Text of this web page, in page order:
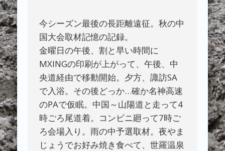
今シーズン最後の長距離遠征。秋の中
国大会取材記憶の記録。
金曜日の午後、割と早い時間に
MXINGの印刷が上がって、午後、中
央道経由で移動開始。夕方、諏訪SA
で入浴。その後どっか…確か名神高速
のPAで仮眠。中国～山陽道と走って4
時ごろ尾道着。コンビニ廻って7時ご
ろ会場入り。雨の中予選取材。夜やま
じょうでお好み焼き食べて、世羅温泉